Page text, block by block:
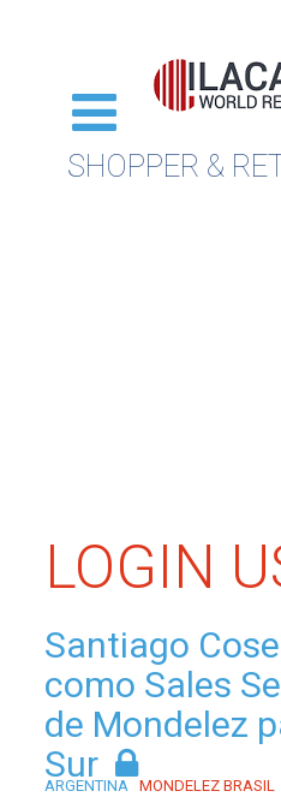
SHOPPER &
LOGIN
Santiago
como Sales
de Mondelez
Sur
ARGENTINA MONDELEZ BRASIL